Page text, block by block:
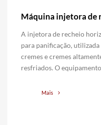
Máquina injetora de
A injetora de recheio
para panificação,
cremes e cremes
resfriados. O
Mais